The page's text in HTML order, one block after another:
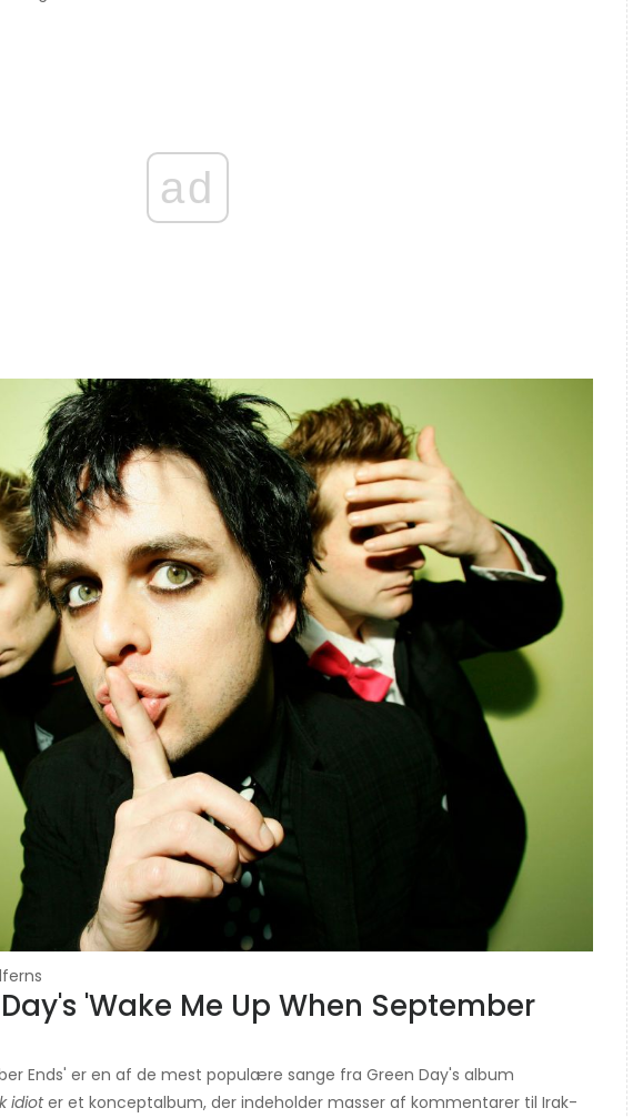
ad
'Wake Me Up When September
Ends' er en af ​​de mest populære sange fra Green Day's album
idioter et konceptalbum, der indeholder masser af kommentarer til Irak-